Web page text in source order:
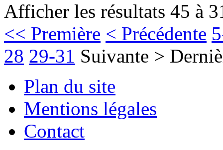
Afficher les résultats 45 à
<< Première < Précédente
28 29-31 Suivante >
Plan du site
Mentions légales
Contact